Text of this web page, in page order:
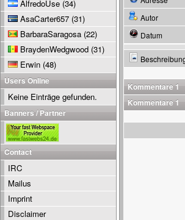
Autor
Datum
Kommentare 1
Kommentare 1
AlfredoUse (34)
AsaCarter657 (31)
BarbaraSaragosa (22)
BraydenWedgwood (31)
Erwin (48)
Users Online
Keine Einträge gefunden.
Banners / Partner
Contact
IRC
Mailus
Imprint
Disclaimer